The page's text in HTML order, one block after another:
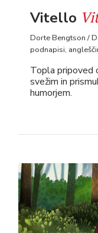
Vitello
Dorte Bengtson /
podnapisi,
Topla pripoved
svežim in
humorjem.